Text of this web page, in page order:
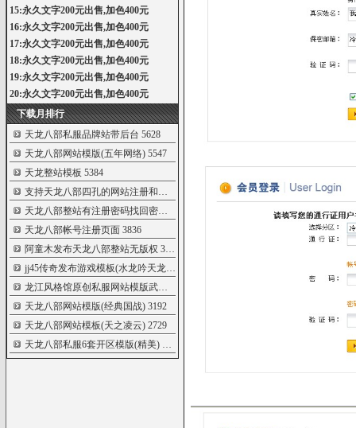
15:永久文字200元出售,加色400元
16:永久文字200元出售,加色400元
17:永久文字200元出售,加色400元
18:永久文字200元出售,加色400元
19:永久文字200元出售,加色400元
20:永久文字200元出售,加色400元
下载月排行
天龙八部私服品牌站带后台 5628
天龙八部网站模版(五年网络)5547
天龙整站模板 5384
支持天龙八部四孔的网站注册和玩家后台
天龙八部整站有注册密码找回密码修改功
天龙八部帐号注册页面3836
阿童木发布天龙八部整站无版权 3396
jj45传奇发布游戏模板(水龙吟天龙)3286
龙江风格馆原创私服网站模版武易天龙版
天龙八部网站模版(经典国战)3192
天龙八部网站模板(天之凌云)2729
天龙八部私服6套开区模版(精美)1996